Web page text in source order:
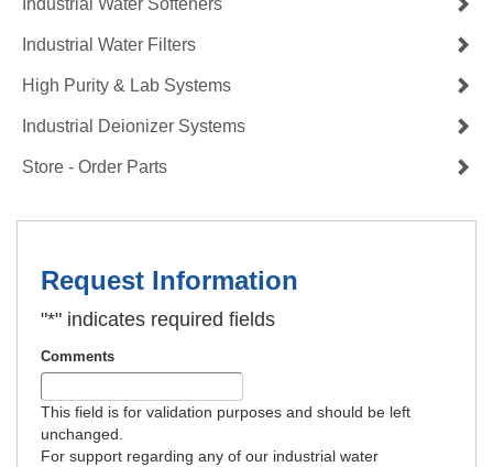
Industrial Water Softeners
Industrial Water Filters
High Purity & Lab Systems
Industrial Deionizer Systems
Store - Order Parts
Request Information
"*" indicates required fields
Comments
This field is for validation purposes and should be left
unchanged.
For support regarding any of our industrial water